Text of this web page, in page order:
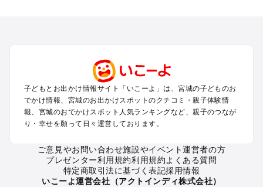
蔵王・白石のプールお出かけ
石巻・気仙沼のプールお出かけ
栗原・登米のプールお出かけ
宮城の定番お出かけスポット
宮城の動物園
宮城のバーベキュー
宮城の釣り
子どもとお出かけ情報サイト「いこーよ」は、宮城の子どものお
でかけ情報、宮城のお出かけスポットのクチコミ・親子体験情
報、宮城のおでかけスポット人気ランキングなど、親子のつなが
り・幸せを願って日々運営しております。
ご意見やお問い合わせ施設やイベント運営者の方
プレゼンター利用規約利用規約よくある質問
特定商取引法に基づく表記採用情報
いこーよ運営会社（アクトインディ株式会社）